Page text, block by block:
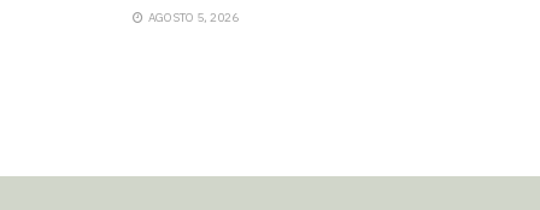
AGOSTO 5, 2026